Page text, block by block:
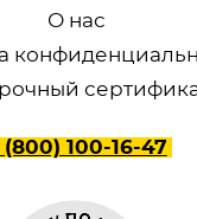
О нас
(800) 100-16-47